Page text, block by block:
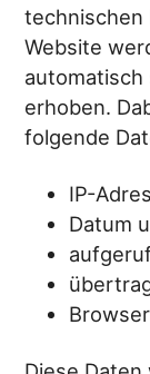
technischen
Website
erhoben.
folgende
IP-
Datum